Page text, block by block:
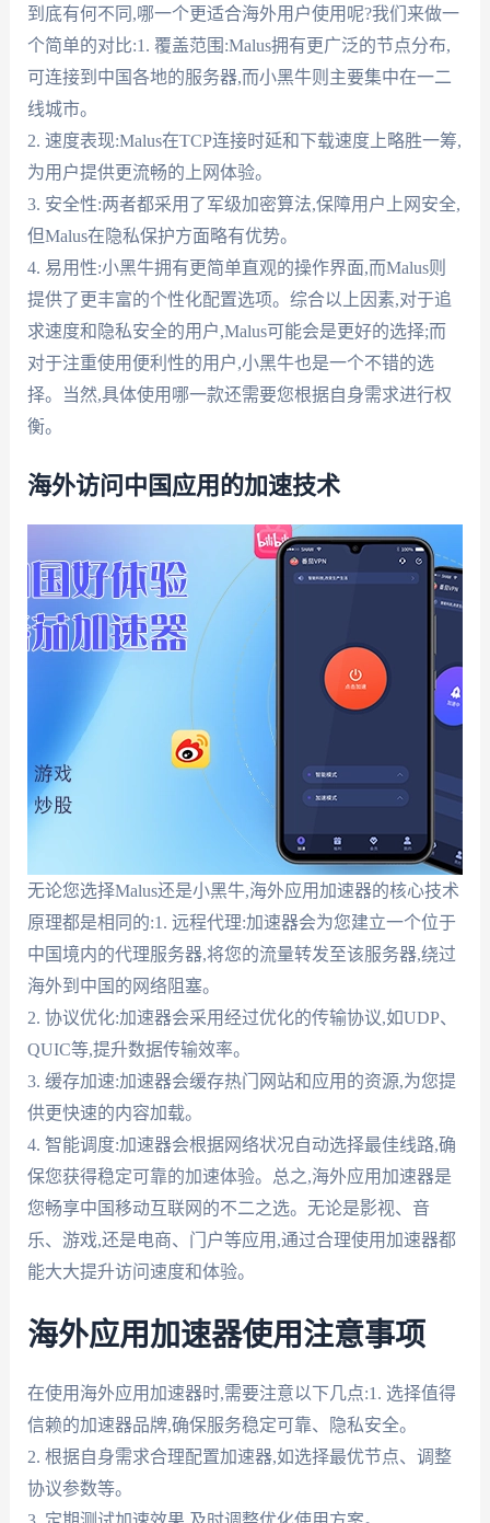
到底有何不同,哪一个更适合海外用户使用呢?我们来做一
个简单的对比:1. 覆盖范围:Malus拥有更广泛的节点分布,
可连接到中国各地的服务器,而小黑牛则主要集中在一二
线城市。
2. 速度表现:Malus在TCP连接时延和下载速度上略胜一筹,
为用户提供更流畅的上网体验。
3. 安全性:两者都采用了军级加密算法,保障用户上网安全,
但Malus在隐私保护方面略有优势。
4. 易用性:小黑牛拥有更简单直观的操作界面,而Malus则
提供了更丰富的个性化配置选项。综合以上因素,对于追
求速度和隐私安全的用户,Malus可能会是更好的选择;而
对于注重使用便利性的用户,小黑牛也是一个不错的选
择。当然,具体使用哪一款还需要您根据自身需求进行权
衡。
海外访问中国应用的加速技术
无论您选择Malus还是小黑牛,海外应用加速器的核心技术
原理都是相同的:1. 远程代理:加速器会为您建立一个位于
中国境内的代理服务器,将您的流量转发至该服务器,绕过
海外到中国的网络阻塞。
2. 协议优化:加速器会采用经过优化的传输协议,如UDP、
QUIC等,提升数据传输效率。
3. 缓存加速:加速器会缓存热门网站和应用的资源,为您提
供更快速的内容加载。
4. 智能调度:加速器会根据网络状况自动选择最佳线路,确
保您获得稳定可靠的加速体验。总之,海外应用加速器是
您畅享中国移动互联网的不二之选。无论是影视、音
乐、游戏,还是电商、门户等应用,通过合理使用加速器都
能大大提升访问速度和体验。
海外应用加速器使用注意事项
在使用海外应用加速器时,需要注意以下几点:1. 选择值得
信赖的加速器品牌,确保服务稳定可靠、隐私安全。
2. 根据自身需求合理配置加速器,如选择最优节点、调整
协议参数等。